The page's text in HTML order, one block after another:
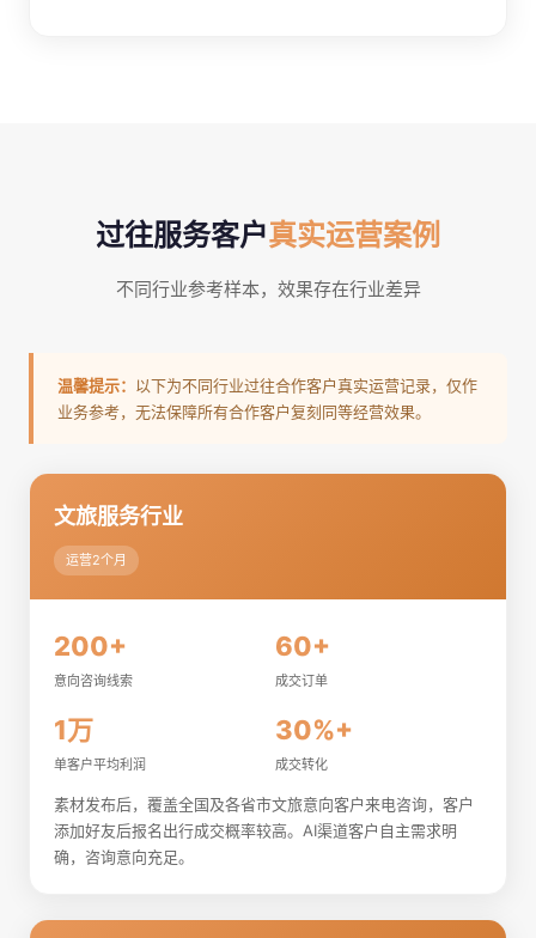
过往服务客户真实运营案例
不同行业参考样本，效果存在行业差异
温馨提示：
以下为不同行业过往合作客户真实运营记录，仅作
业务参考，无法保障所有合作客户复刻同等经营效果。
文旅服务行业
运营2个月
200+
意向咨询线索
60+
成交订单
1万
单客户平均利润
30%+
成交转化
素材发布后，覆盖全国及各省市文旅意向客户来电咨询，客户
添加好友后报名出行成交概率较高。AI渠道客户自主需求明
确，咨询意向充足。